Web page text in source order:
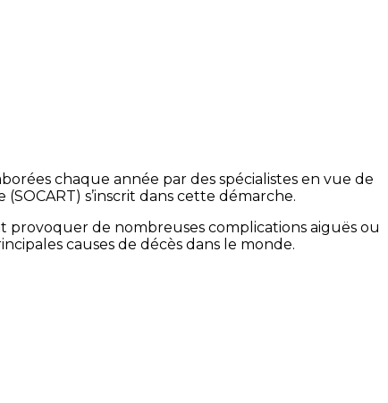
chaque année par des spécialistes en vue de
s’inscrit dans cette démarche.
provoquer de nombreuses complications aiguës ou
causes de décès dans le monde.